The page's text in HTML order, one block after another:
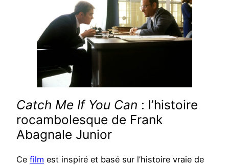
Catch Me If You Can : l’histoire
rocambolesque de Frank
Abagnale Junior
Ce film est inspiré et basé sur l’histoire vraie de